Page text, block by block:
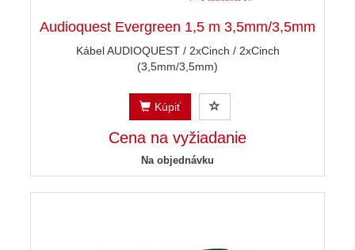
Audioquest Evergreen 1,5 m 3,5mm/3,5mm
Kábel AUDIOQUEST / 2xCinch / 2xCinch
(3,5mm/3,5mm)
Kúpiť
Cena na vyžiadanie
Na objednávku